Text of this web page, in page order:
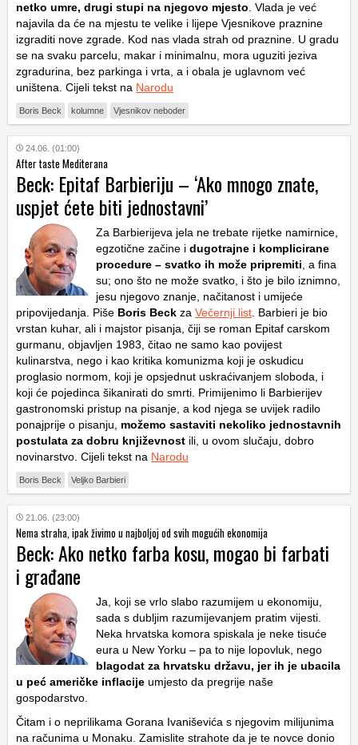
netko umre, drugi stupi na njegovo mjesto . Vlada je već
najavila da će na mjestu te velike i lijepe Vjesnikove praznine
izgraditi nove zgrade. Kod nas vlada strah od praznine. U gradu
se na svaku parcelu, makar i minimalnu, mora uguziti jeziva
zgradurina, bez parkinga i vrta, a i obala je uglavnom već
uništena. Cijeli tekst na Narodu
Boris Beck kolumne Vjesnikov neboder
24.06. (01:00)
After taste Mediterana
Beck: Epitaf Barbieriju – ‘Ako mnogo znate,
uspjet ćete biti jednostavni’
Za Barbierijeva jela ne trebate rijetke namirnice,
egzotične začine i dugotrajne i komplicirane
procedure – svatko ih može pripremiti , a fina
su; ono što ne može svatko, i što je bilo iznimno,
jesu njegovo znanje, načitanost i umijeće
pripovijedanja. Piše Boris Beck za Večernji list . Barbieri je bio
vrstan kuhar, ali i majstor pisanja, čiji se roman Epitaf carskom
gurmanu, objavljen 1983, čitao ne samo kao povijest
kulinarstva, nego i kao kritika komunizma koji je oskudicu
proglasio normom, koji je opsjednut uskraćivanjem sloboda, i
koji će pojedinca šikanirati do smrti. Primijenimo li Barbierijev
gastronomski pristup na pisanje, a kod njega se uvijek radilo
ponajprije o pisanju,
možemo sastaviti nekoliko jednostavnih
postulata za dobru književnost ili, u ovom slučaju, dobro
novinarstvo. Cijeli tekst na Narodu
Boris Beck Veljko Barbieri
21.06. (23:00)
Nema straha, ipak živimo u najboljoj od svih mogućih ekonomija
Beck: Ako netko farba kosu, mogao bi farbati
i građane
Ja, koji se vrlo slabo razumijem u ekonomiju,
sada s dubljim razumijevanjem pratim vijesti.
Neka hrvatska komora spiskala je neke tisuće
eura u New Yorku – pa to nije lopovluk, nego
blagodat za hrvatsku državu, jer ih je ubacila
u peć američke inflacije umjesto da pregrije naše
gospodarstvo.
Čitam i o neprilikama Gorana Ivaniševića s njegovim milijunima
na računima u Monaku. Zamislite strahote da je te novce donio